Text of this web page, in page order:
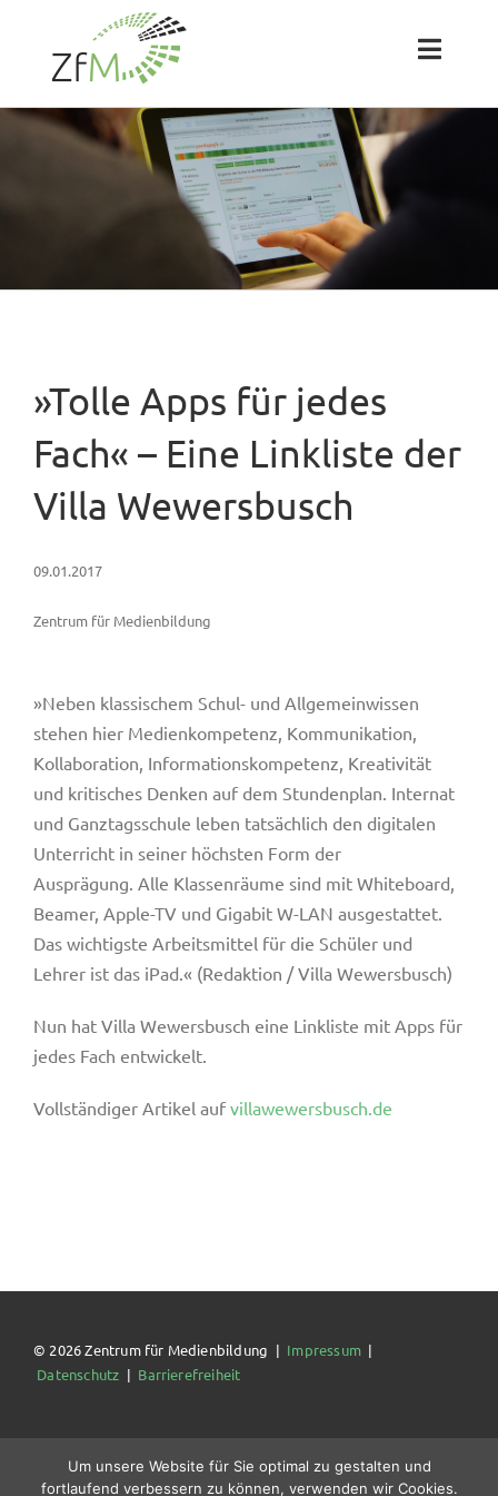
springen
Toggle
Das ZfM
»Tolle Apps für jedes
Fach« – Eine Linkliste der
Villa Wewersbusch
09.01.2017
Zentrum für Medienbildung
»Neben klassischem Schul- und Allgemeinwissen
stehen hier Medienkompetenz, Kommunikation,
Kollaboration, Informationskompetenz, Kreativität
und kritisches Denken auf dem Stundenplan. Internat
und Ganztagsschule leben tatsächlich den digitalen
Unterricht in seiner höchsten Form der
Ausprägung. Alle Klassenräume sind mit Whiteboard,
Beamer, Apple-TV und Gigabit W-LAN ausgestattet.
Das wichtigste Arbeitsmittel für die Schüler und
Lehrer ist das iPad.« (Redaktion / Villa Wewersbusch)
Nun hat Villa Wewersbusch eine Linkliste mit Apps für
jedes Fach entwickelt.
Vollständiger Artikel auf villawewersbusch.de
© 2026 Zentrum für Medienbildung | Impressum|
Datenschutz | Barrierefreiheit
Um unsere Website für Sie optimal zu gestalten und
fortlaufend verbessern zu können, verwenden wir Cookies.